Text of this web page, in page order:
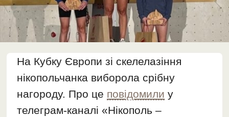
На Кубку Європи зі скелелазіння
нікопольчанка виборола срібну
нагороду. Про це повідомили у
телеграм-каналі «Нікополь –